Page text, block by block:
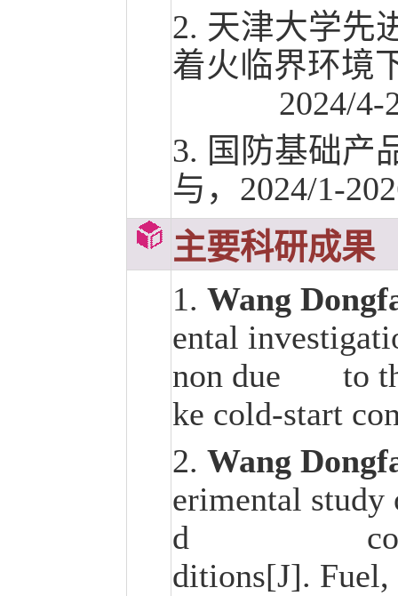
2. 天津大学先
着火临界环境
2024/4-
3. 国防基础产
与，2024/1-
主要科研成果
1. Wang
ental
non due to
ke cold-start
2. Wang
erimental
d
ditions[J]. Fuel,